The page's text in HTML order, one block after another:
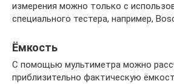
измерения можно только с
специального тестера, например,
Ёмкость
С помощью мультиметра можно
приблизительно фактическую